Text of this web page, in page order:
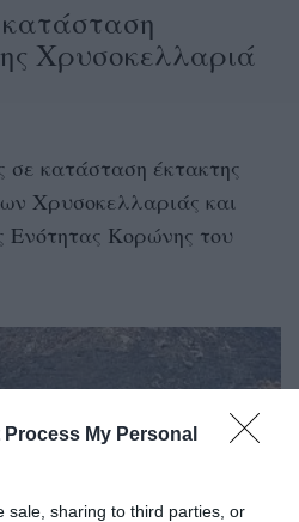
Process My Personal
sale, sharing to third parties, or
Χρυσοκελλαριά
κατάσταση έκτακτης
Χρυσοκελλαριάς και
Ενότητας Κορώνης του